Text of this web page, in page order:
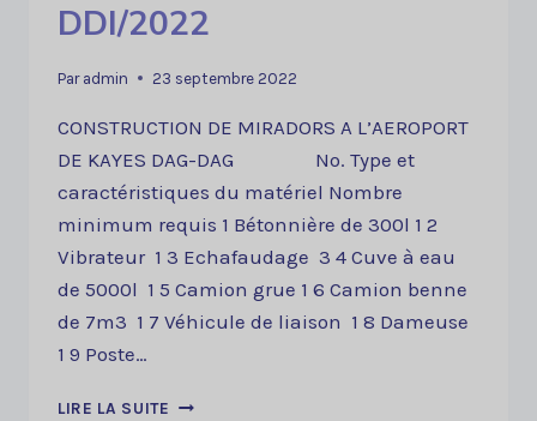
DDI/2022
Par admin 23 septembre 2022
CONSTRUCTION DE MIRADORS A L’AEROPORT
DE KAYES DAG-DAG No. Type et
caractéristiques du matériel Nombre
minimum requis 1 Bétonnière de 300l 1 2
Vibrateur 1 3 Echafaudage 3 4 Cuve à eau
de 5000l 1 5 Camion grue 1 6 Camion benne
de 7m3 1 7 Véhicule de liaison 1 8 Dameuse
1 9 Poste…
LIRE LA SUITE AVIS